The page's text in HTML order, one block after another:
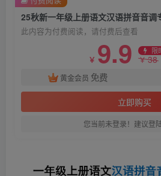
此内容为付费阅读，请付费后查看
￥ 9.9 限
￥38
黄金会员 免费
立即购买
您当前未登录！建议登